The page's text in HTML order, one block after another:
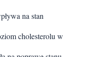
na stan
cholesterolu w